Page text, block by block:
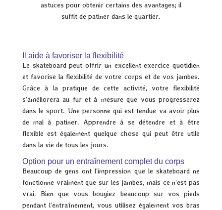
astuces pour obtenir certains des avantages; il
suffit de patiner dans le quartier.
Il aide à favoriser la flexibilité
Le skateboard peut offrir un excellent exercice quotidien
et favorise la flexibilité de votre corps et de vos jambes.
Grâce à la pratique de cette activité, votre flexibilité
s’améliorera au fur et à mesure que vous progresserez
dans le sport. Une personne qui est tendue va avoir plus
de mal à patiner. Apprendre à se détendre et à être
flexible est également quelque chose qui peut être utile
dans la vie de tous les jours.
Option pour un entraînement complet du corps
Beaucoup de gens ont l’impression que le skateboard ne
fonctionne vraiment que sur les jambes, mais ce n’est pas
vrai. Bien que vous bougiez beaucoup sur vos pieds
pendant l’entraînement, vous utilisez également vos bras